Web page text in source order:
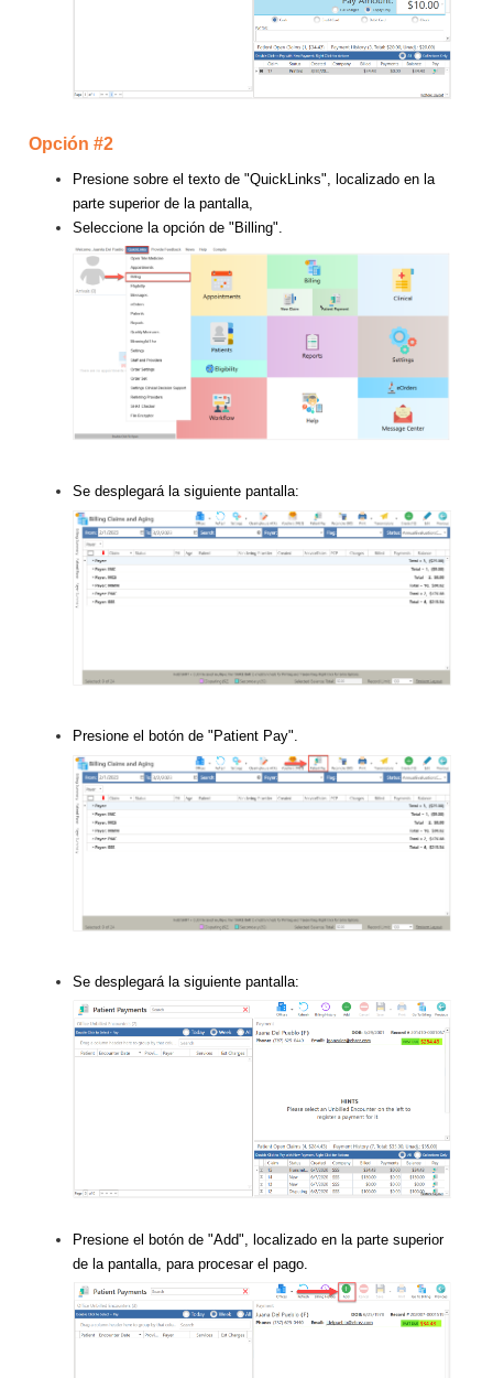
Opción #2
Presione sobre el texto de "QuickLinks", localizado en la
parte superior de la pantalla,
Seleccione la opción de "Billing".
Se desplegará la siguiente pantalla:
Presione el botón de "Patient Pay".
Se desplegará la siguiente pantalla:
Presione el botón de "Add", localizado en la parte superior
de la pantalla, para procesar el pago.